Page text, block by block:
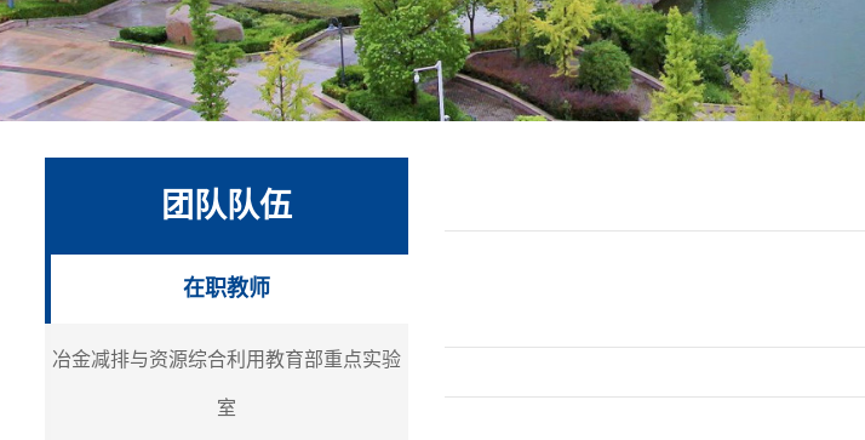
团队队伍
在职教师
冶金减排与资源综合利用教育部重点实验
室